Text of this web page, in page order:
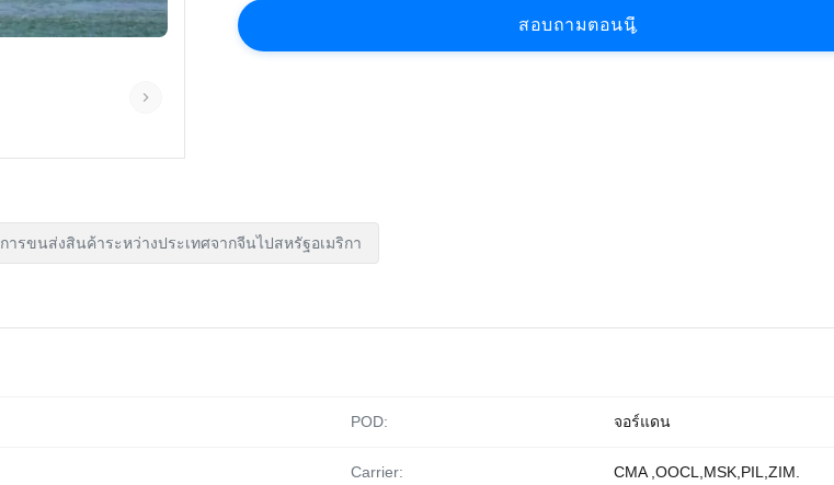
สอบถามตอนน
การขนส่งสินค้าระหว่างประเทศจากจีนไปสหรัฐอเมริกา
POD: จอร์แดน
Carrier: CMA ,OOCL,MSK,PIL,ZIM.